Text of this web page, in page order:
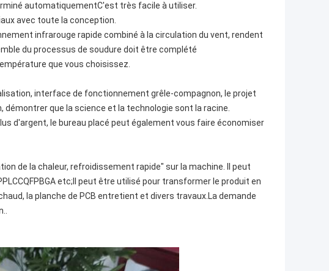
automatiquementC'est très facile à utiliser.
avec toute la conception.
infrarouge rapide combiné à la circulation du vent, rendent
du processus de soudure doit être complété
que vous choisissez.
interface de fonctionnement grêle-compagnon, le projet
que la science et la technologie sont la racine.
d'argent, le bureau placé peut également vous faire économiser
de la chaleur, refroidissement rapide" sur la machine. Il peut
etc;Il peut être utilisé pour transformer le produit en
la planche de PCB entretient et divers travaux.La demande